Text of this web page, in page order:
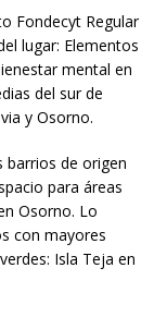
Fondecyt Regular
lugar: Elementos
mental en
del sur de
y Osorno.
barrios de origen
para áreas
Osorno. Lo
con mayores
Isla Teja en